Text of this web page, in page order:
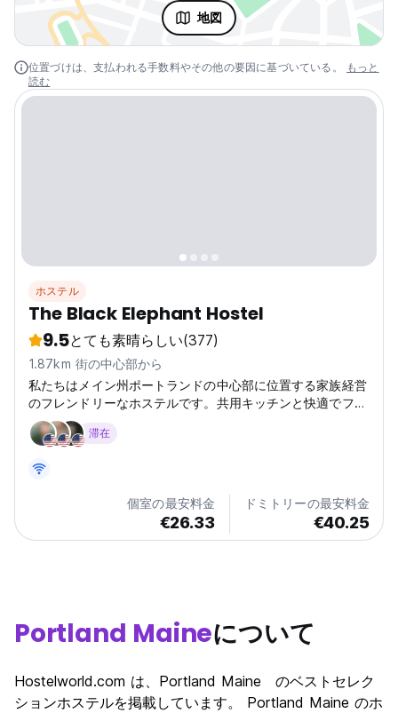
地図
位置づけは、支払われる手数料やその他の要因に基づいている。
もっと
読む
ホステル
The Black Elephant Hostel
9.5とても素晴らしい(377)
1.87km 街の中心部から
私たちはメイン州ポートランドの中心部に位置する家族経営
のフレンドリーなホステルです。共用キッチンと快適でファ
ンキーなロビーをご用意しております。客室とバスルームは
とても清潔です。私たちは「パーティー」ホステルではあり
滞在
個室の最安料金
€26.33
ドミトリーの最安料金
€40.25
Portland Maineについて
Hostelworld.com は、Portland Maine のベストセレク
ションホステルを掲載しています。 Portland Maine のホ